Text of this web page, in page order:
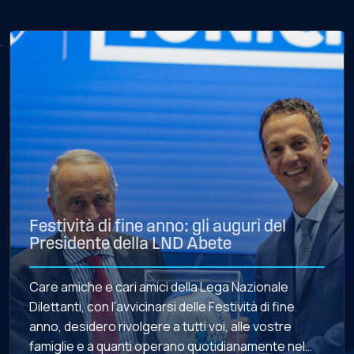
Festività di fine anno: gli auguri del
Presidente della LND Abete
Care amiche e cari amici della Lega Nazionale
Dilettanti, con l’avvicinarsi delle Festività di fine
anno, desidero rivolgere a tutti voi, alle vostre
famiglie e a quanti operano quotidianamente nel